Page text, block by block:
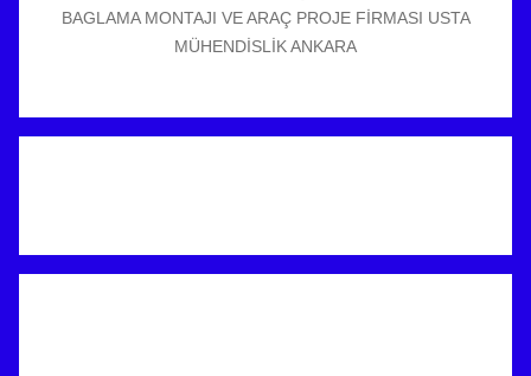
BAGLAMA MONTAJI VE ARAÇ PROJE FİRMASI USTA
MÜHENDİSLİK ANKARA